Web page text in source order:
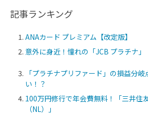
記事ランキング
ANAカード プレミアム【改定版】
意外に身近！憧れの「JCB プラチナ」
「プラチナプリファード」の損益分
い！？
100万円修行で年会費無料！「三井住
（NL）」